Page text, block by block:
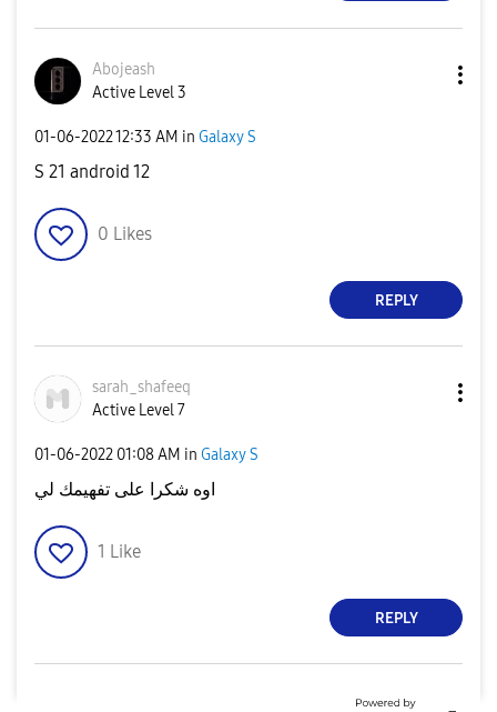
Abojeash
Active Level 3
‎01-06-202212:33 AM in Galaxy S
S 21 android 12
0 Likes
REPLY
sarah_shafeeq
Active Level 7
‎01-06-2022 01:08 AM in Galaxy S
اوه شكرا على تفهيمك لي
1 Like
REPLY